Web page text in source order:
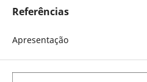
Referências
Apresentação